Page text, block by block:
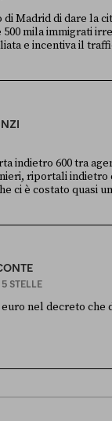
Madrid di dare la
mila immigrati
e incentiva il
indietro 600 tra
riportali indietro
ci è costato quasi
STELLE
nel decreto che